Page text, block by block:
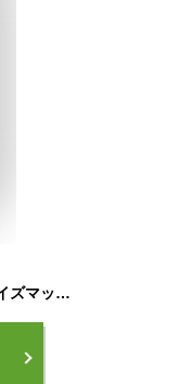
Reodoeer ヨガマット トレーニングマット エクササイズマット 収納バンド 収納バッグ付き 厚さ10mm (ワイン)